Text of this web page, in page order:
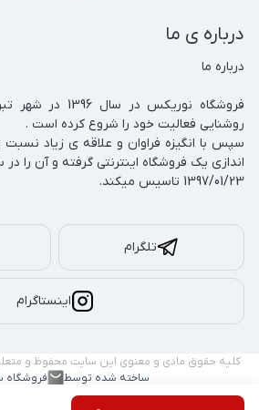
درباره ی ما
1397/01/23 تاسیس میکند.
تلگرام
اینستاگرام
کلیه حقوق مادی و معنوی این سایت محفوظ و
ساخته شده توسط
فروشگاه